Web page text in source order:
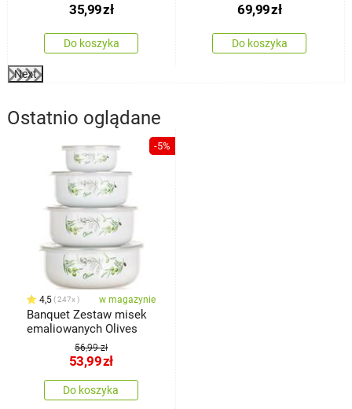
35,99zł
Do koszyka
Bamboo, 310 ml
69,99zł
Do koszyka
Next
Ostatnio oglądane
-5%
4,5 247x w magazynie
Banquet Zestaw misek
emaliowanych Olives
56,99 zł
53,99zł
Do koszyka